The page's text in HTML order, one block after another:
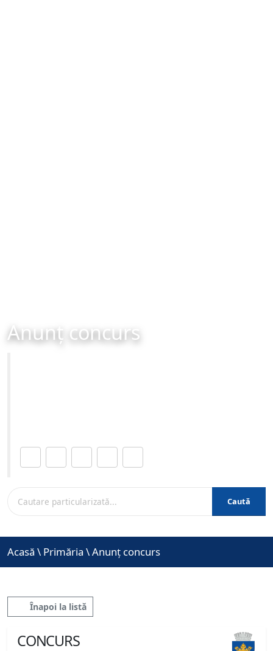
Anunț concurs
Caută
Acasă \ Primăria \Anunț concurs
Înapoi la listă
CONCURS